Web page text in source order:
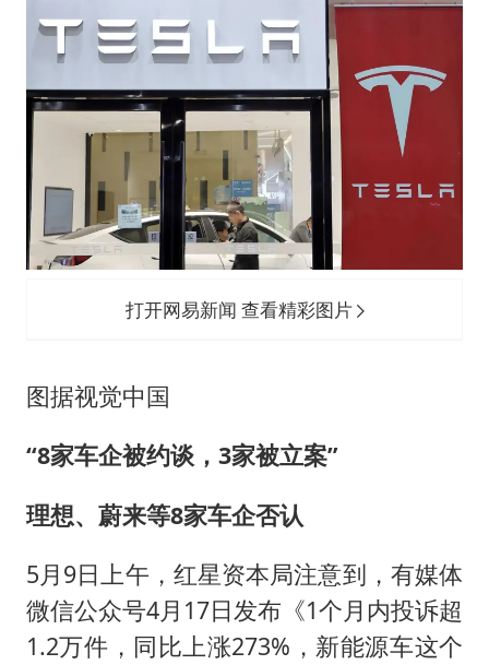
打开网易新闻 查看精彩图片
图据视觉中国
“8家车企被约谈，3家被立案”
理想、蔚来等8家车企否认
5月9日上午，红星资本局注意到，有媒体
微信公众号4月17日发布《1个月内投诉超
1.2万件，同比上涨273%，新能源车这个